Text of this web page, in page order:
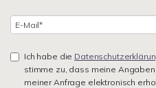
Ich habe die
stimme zu, dass meine
meiner Anfrage elektronisch